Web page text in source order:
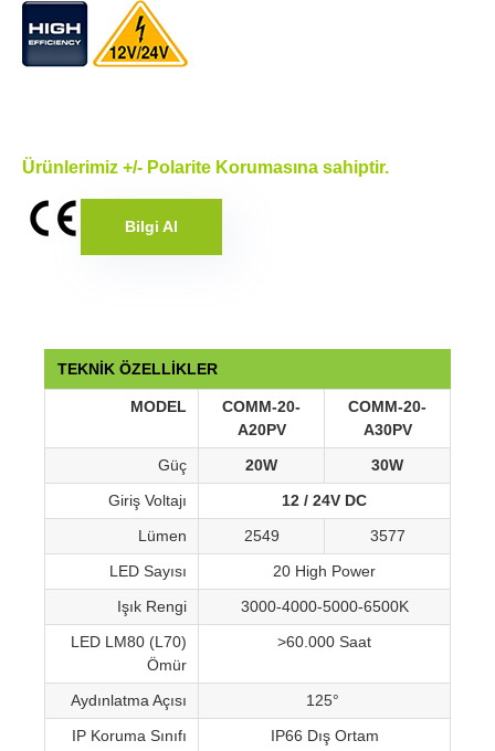
Ürünlerimiz +/- Polarite Korumasına sahiptir.
Bilgi Al
TEKNİK ÖZELLİKLER
MODEL
COMM-20-
A20PV
COMM-20-
A30PV
Güç
20W
30W
Giriş Voltajı
12 / 24V DC
Lümen
2549
3577
LED Sayısı
20 High Power
Işık Rengi
3000-4000-5000-6500K
LED LM80 (L70)
Ömür
>60.000 Saat
Aydınlatma Açısı
125°
IP Koruma Sınıfı
IP66 Dış Ortam